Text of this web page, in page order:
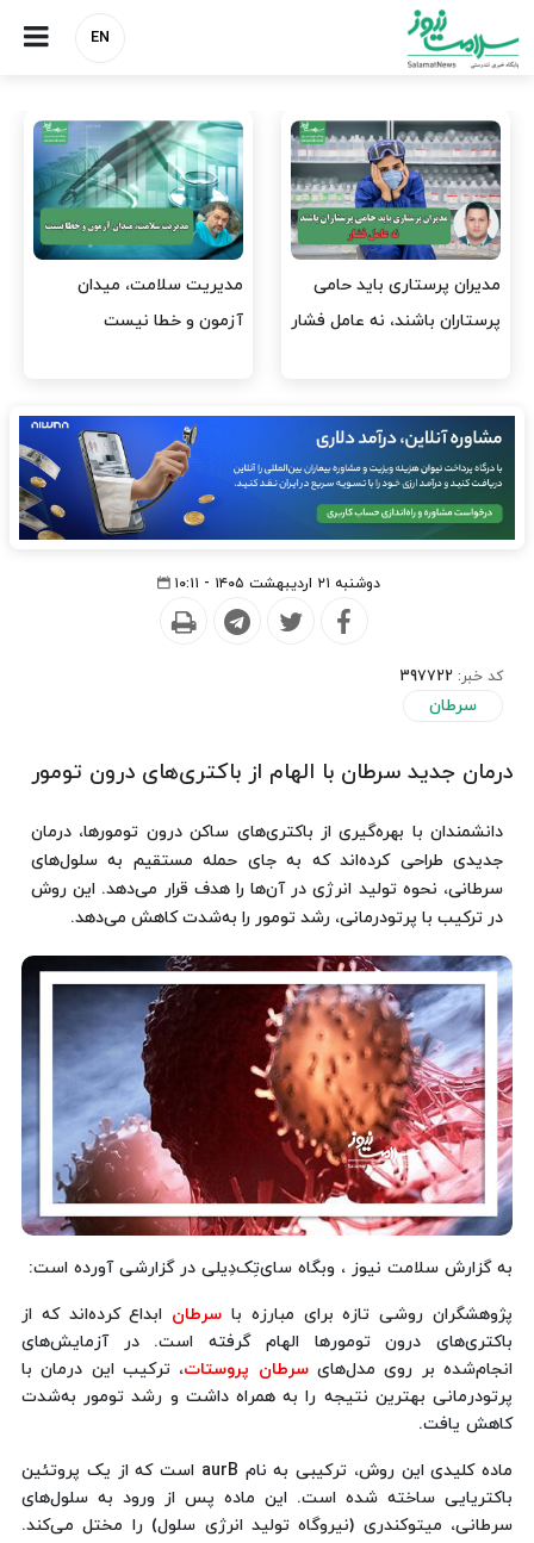
EN
وقت وزیر بهداشت باید صرف
افتتاح پروژه‌ها شود؟
واردات دارو و کالاهای اساسی
باید در اولویت تخصیص ارز
دوشنبه ۲۱ اردیبهشت ۱۴۰۵ - ۱۰:۱۱
کد خبر: 397722
سرطان
درمان جدید سرطان با الهام از باکتری‌های درون تومور
دانشمندان با بهره‌گیری از باکتری‌های ساکن درون تومورها، درمان
جدیدی طراحی کرده‌اند که به جای حمله مستقیم به سلول‌های
سرطانی، نحوه تولید انرژی در آن‌ها را هدف قرار می‌دهد. این روش
در ترکیب با پرتودرمانی، رشد تومور را به‌شدت کاهش می‌دهد.
به گزارش سلامت نیوز ، وبگاه سای‌تِک‌دِیلی در گزارشی آورده است:
پژوهشگران روشی تازه‌ برای مبارزه با سرطان ابداع کرده‌اند که از
باکتری‌های درون تومورها الهام گرفته است. در آزمایش‌های
انجام‌شده بر روی مدل‌هایسرطان پروستات، ترکیب این درمان با
پرتودرمانی بهترین نتیجه را به همراه داشت و رشد تومور به‌شدت
کاهش یافت.
ماده کلیدی این روش، ترکیبی به نام aurB است که از یک پروتئین
باکتریایی ساخته شده است. این ماده پس از ورود به سلول‌های
سرطانی، میتوکندری (نیروگاه تولید انرژی سلول) را مختل می‌کند.